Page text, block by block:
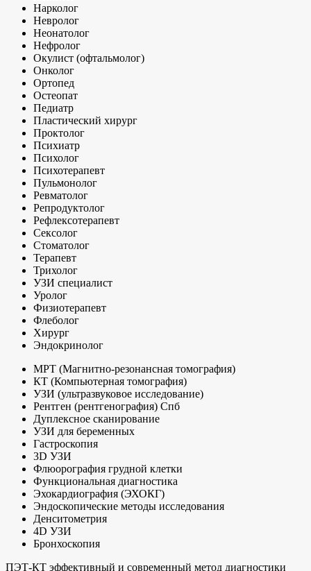
Нарколог
Невролог
Неонатолог
Нефролог
Окулист (офтальмолог)
Онколог
Ортопед
Остеопат
Педиатр
Пластический хирург
Проктолог
Психиатр
Психолог
Психотерапевт
Пульмонолог
Ревматолог
Репродуктолог
Рефлексотерапевт
Сексолог
Стоматолог
Терапевт
Трихолог
УЗИ специалист
Уролог
Физиотерапевт
Флеболог
Хирург
Эндокринолог
МРТ (Магнитно-резонансная томография)
КТ (Компьютерная томография)
УЗИ (ультразвуковое исследование)
Рентген (рентгенография) Спб
Дуплексное сканирование
УЗИ для беременных
Гастроскопия
3D УЗИ
Флюорография грудной клетки
Функциональная диагностика
Эхокардиография (ЭХОКГ)
Эндоскопические методы исследования
Денситометрия
4D УЗИ
Бронхоскопия
ПЭТ-КТ эффективный и современный метод диагностики